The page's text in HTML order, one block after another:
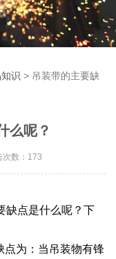
识 > 吊装带的主要缺
么呢？
次数：173
缺点是什么呢？下
点为：当吊装物有锋